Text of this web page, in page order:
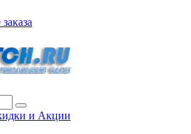
и Акции